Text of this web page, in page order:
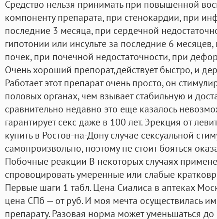
Средство нельзя принимать при повышенной
компоненту препарата, при стенокардии, при
последние 3 месяца, при сердечной
гипотонии или инсульте за последние 6
почек, при почечной недостаточности, при
Очень хороший препорат,действует быстро, и
Работает этот препарат очень просто, он
половых органах, чем взывает стабильную и
сравнительно недавно это еще казалось
гарантирует секс даже в 100 лет. Эрекция от
купить в Ростов-на-Дону случае сексуальной
самопроизвольно, поэтому не стоит бояться
Побочные реакции В некоторых случаях
спровоцировать умеренные или слабые
Первые шаги 1 табл. Цена Сиалиса в аптеках
цена СПб — от руб. И моя мечта осуществилась
препарату. Разовая норма может уменьшаться